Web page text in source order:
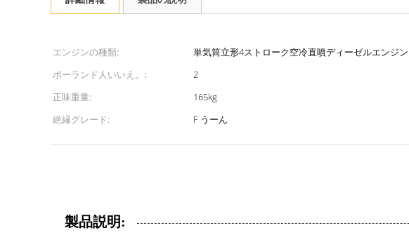
エンジンの種類: 単気筒立形4ストローク空冷直噴ディーゼルエンジン
ポーランド人いいえ。:
2
正味重量:
165kg
絶縁グレード:
F うーん
製品説明: